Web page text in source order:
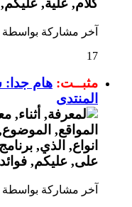
آخر مشاركة بواسطة
17
مثبــت: هام جدا:
المنتدى
آخر مشاركة بواسطة